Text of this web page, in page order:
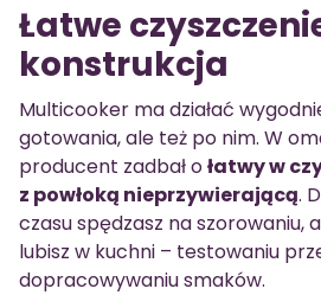
Łatwe
konstrukcja
Multicooker ma działać
gotowania, ale też po nim. W
producent zadbał ołatwy w
z powłoką nieprzywierającą.
czasu spędzasz na szorowaniu,
lubisz w kuchni – testowaniu
dopracowywaniu smaków.